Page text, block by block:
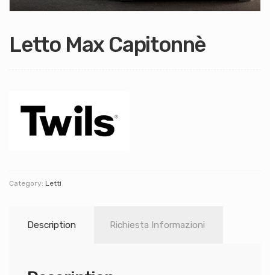
Letto Max Capitonnè
Category: Letti
Description Richiesta Informazioni